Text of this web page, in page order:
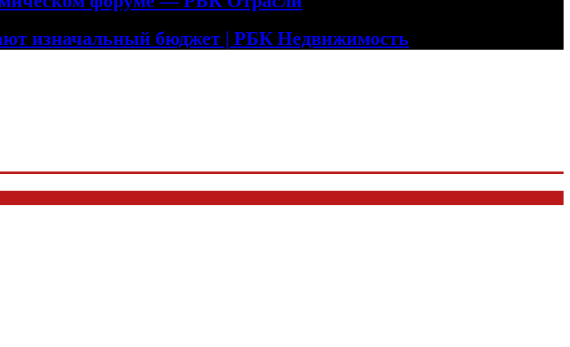
изначальный бюджет | РБК Недвижимость